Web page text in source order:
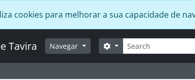
cookies para melhorar a sua capacidade de
Tavira Navegar Pesquisar
Opções de busca